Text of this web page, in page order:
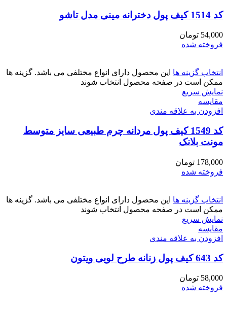
کد 1514 کیف پول دخترانه مینی مدل تاشو
54,000 تومان
فروخته شده
انتخاب گزینه ها این محصول دارای انواع مختلفی می باشد. گزینه ها
ممکن است در صفحه محصول انتخاب شوند
نمایش سریع
مقايسه
افزودن به علاقه مندی
کد 1549 کیف پول مردانه چرم طبیعی سایز متوسط
مونت بلانک
178,000 تومان
فروخته شده
انتخاب گزینه ها این محصول دارای انواع مختلفی می باشد. گزینه ها
ممکن است در صفحه محصول انتخاب شوند
نمایش سریع
مقايسه
افزودن به علاقه مندی
کد 643 کیف پول زنانه طرح لویی ویتون
58,000 تومان
فروخته شده